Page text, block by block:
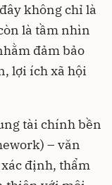
không chỉ là
là tầm nhìn
đảm bảo
lợi ích xã hội
tài chính bền
– văn
định, thẩm